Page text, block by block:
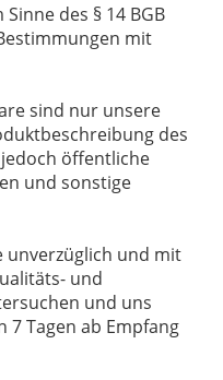
des § 14 BGB
mit
sind nur unsere
des
öffentliche
und sonstige
unverzüglich und mit
und
und uns
Tagen ab Empfang